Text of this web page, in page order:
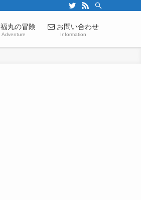
福丸の冒険
Adventure
お問い合わせ
Information